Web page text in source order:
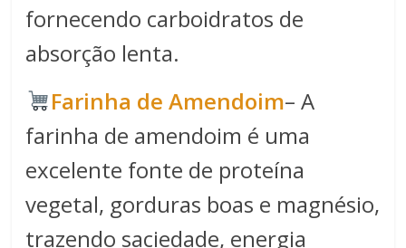
fornecendo carboidratos de
absorção lenta.
Farinha de Amendoim– A
farinha de amendoim é uma
excelente fonte de proteína
vegetal, gorduras boas e magnésio,
trazendo saciedade, energia